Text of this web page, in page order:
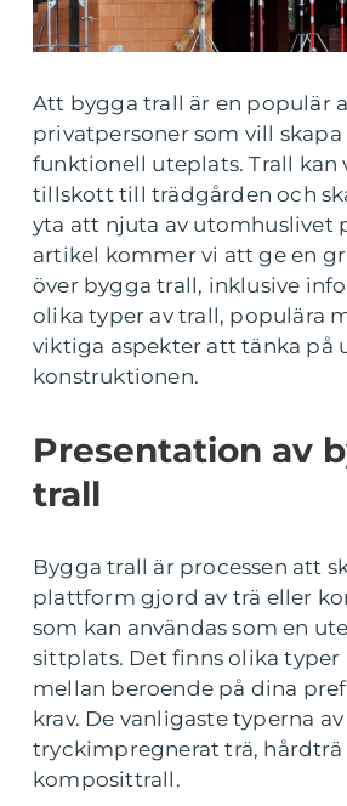
Att bygga trall är en populär
privatpersoner som vill skapa
funktionell uteplats. Trall kan
tillskott till trädgården och
yta att njuta av utomhuslivet
artikel kommer vi att ge en
över bygga trall, inklusive
olika typer av trall, populära
viktiga aspekter att tänka på
konstruktionen.
Presentation av
trall
Bygga trall är processen att
plattform gjord av trä eller
som kan användas som en
sittplats. Det finns olika typer
mellan beroende på dina
krav. De vanligaste typerna
tryckimpregnerat trä, hårdträ
komposittrall.